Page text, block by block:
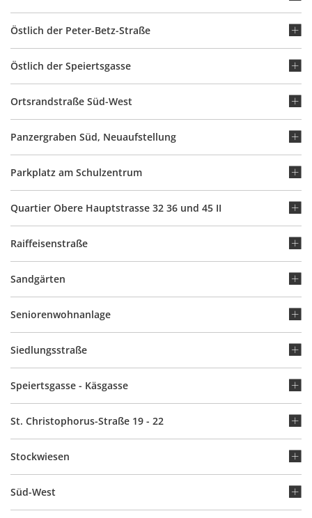
Östlich der Peter-Betz-Straße
Östlich der Speiertsgasse
Ortsrandstraße Süd-West
Panzergraben Süd, Neuaufstellung
Parkplatz am Schulzentrum
Quartier Obere Hauptstrasse 32 36 und 45 II
Raiffeisenstraße
Sandgärten
Seniorenwohnanlage
Siedlungsstraße
Speiertsgasse - Käsgasse
St. Christophorus-Straße 19 - 22
Stockwiesen
Süd-West